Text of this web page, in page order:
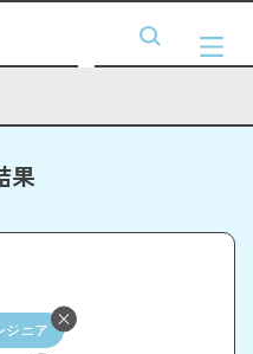
果
ジニア